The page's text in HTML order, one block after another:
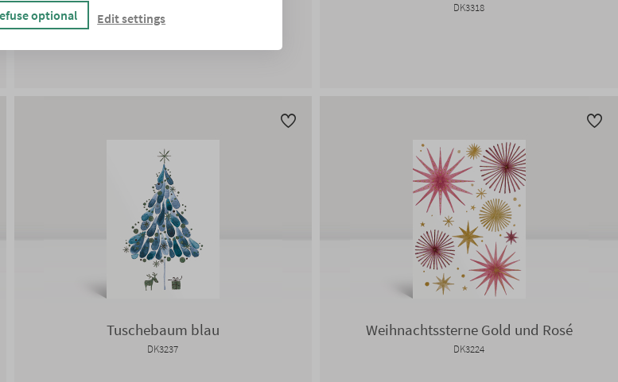
DK3230
DK3318
Tuschebaum blau
DK3237
Weihnachtssterne Gold und Rosé
DK3224
optional Edit settings